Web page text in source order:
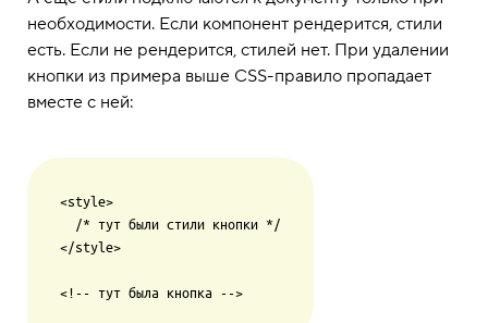
необходимости. Если компонент рендерится, стили
есть. Если не рендерится, стилей нет. При удалении
кнопки из примера выше CSS-правило пропадает
вместе с ней:
<style>
</style>